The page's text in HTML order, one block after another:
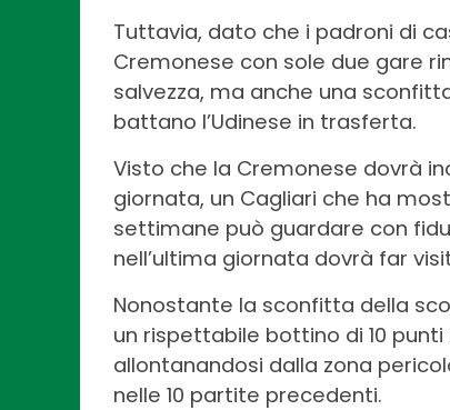
Tuttavia, dato che i padroni di
Cremonese con sole due gare
salvezza, ma anche una
battano l’Udinese in trasferta.
Visto che la Cremonese dovrà
giornata, un Cagliari che ha
settimane può guardare con
nell’ultima giornata dovrà far
Nonostante la sconfitta della
un rispettabile bottino di 10
allontanandosi dalla zona
nelle 10 partite precedenti.